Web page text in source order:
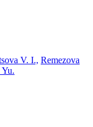
V. I., Remezova